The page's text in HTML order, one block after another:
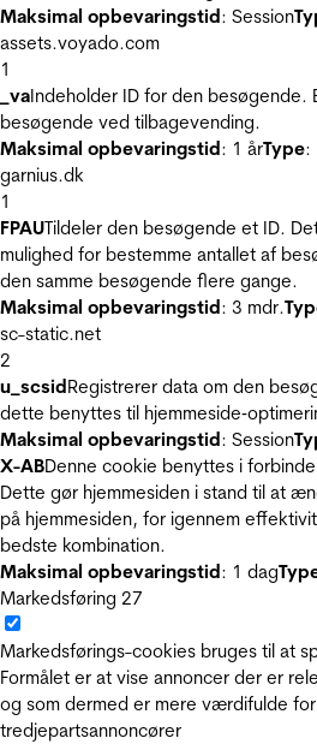
Maksimal opbevaringstid: Session
assets.voyado.com
1
_vaIndeholder ID for den
besøgende ved tilbagevending.
Maksimal opbevaringstid: 1 årType:
garnius.dk
1
FPAUTildeler den besøgende et ID.
mulighed for bestemme antallet af
den samme besøgende flere gange.
Maksimal opbevaringstid: 3 mdr.
sc-static.net
2
u_scsidRegistrerer data om den
dette benyttes til
Maksimal opbevaringstid: Session
X-ABDenne cookie benyttes i
Dette gør hjemmesiden i stand til at
på hjemmesiden, for igennem
bedste kombination.
Maksimal opbevaringstid: 1 dag
Markedsføring 27
Markedsførings-cookies bruges til at
Formålet er at vise annoncer der er
og som dermed er mere værdifulde
tredjepartsannoncører